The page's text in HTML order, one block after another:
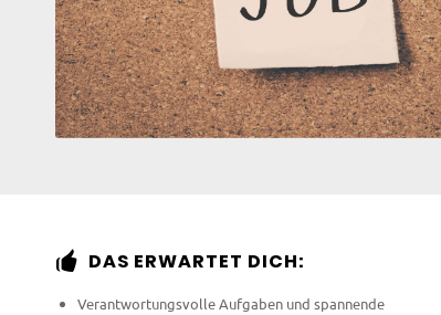
DAS ERWARTET DICH:
Verantwortungsvolle Aufgaben und spannende